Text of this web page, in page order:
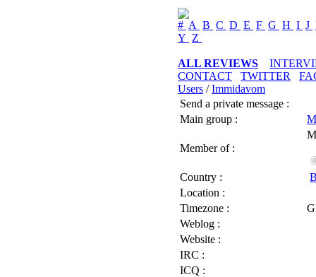
# A B C D E F G H I J
Y Z
ALL REVIEWS
CONTACT
TWITTER
Users /Immidavom
Send a private message :
Main group :
Member of :
Country :
Location :
Timezone :
Weblog :
Website :
IRC :
ICQ :